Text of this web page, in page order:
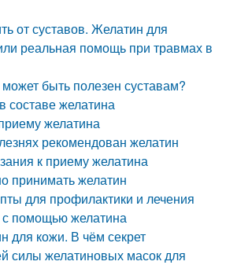
от суставов. Желатин для
реальная помощь при травмах в
быть полезен суставам?
составе желатина
желатина
рекомендован желатин
к приему желатина
принимать желатин
для профилактики и лечения
с помощью желатина
для кожи. В чём секрет
силы желатиновых масок для